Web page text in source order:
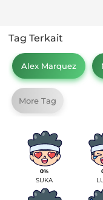
Tag Terkait
Alex Marquez
More Tag
0%
SUKA